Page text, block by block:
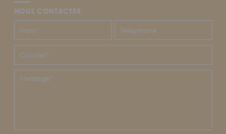
NOUS CONTACTER